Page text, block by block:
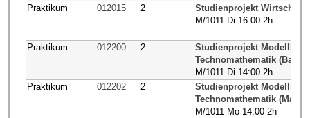
Praktikum
012015 2
Studienprojekt
M/1011 Di 16:00 2h
Praktikum 012200 2
Studienprojekt
Technomathematik
M/1011 Di 14:00 2h
Praktikum
012202 2
Studienprojekt
Technomathematik
M/1011 Mo 14:00 2h